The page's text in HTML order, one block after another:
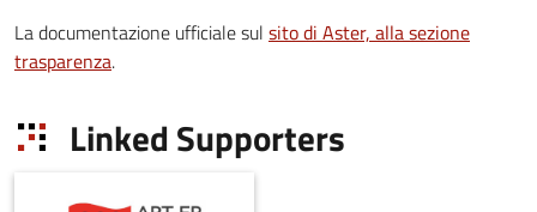
La documentazione ufficiale sul sito di Aster, alla sezione
trasparenza.
Linked Supporters